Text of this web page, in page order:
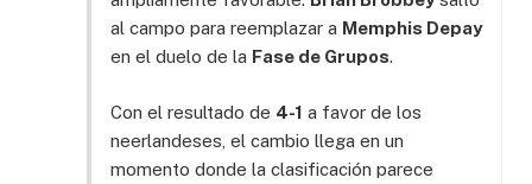
al campo para reemplazar a Memphis Depay
en el duelo de la Fase de Grupos.
Con el resultado de 4-1 a favor de los
neerlandeses, el cambio llega en un
momento donde la clasificación parece